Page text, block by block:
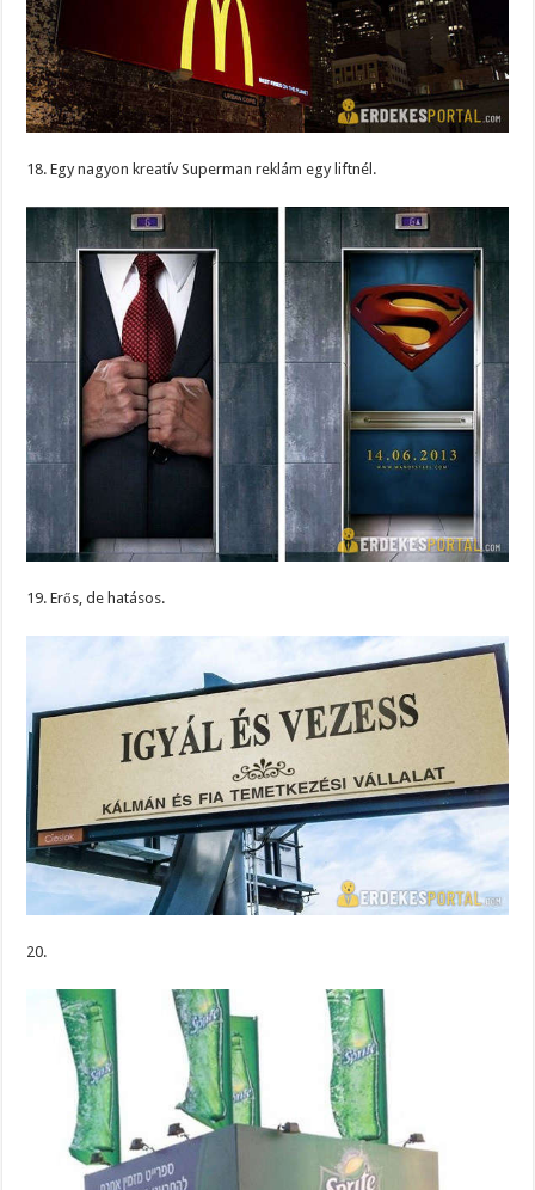
18. Egy nagyon kreatív Superman reklám egy liftnél.
19. Erős, de hatásos.
20.